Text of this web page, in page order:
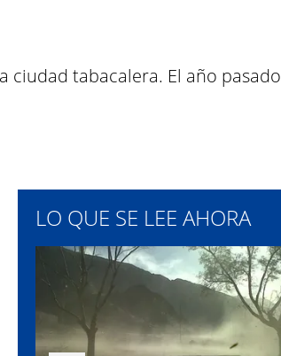
ciudad tabacalera. El año pasado
LO QUE SE LEE AHORA